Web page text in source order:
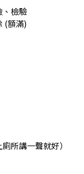
、檢驗
(額滿)
所講一聲就好）